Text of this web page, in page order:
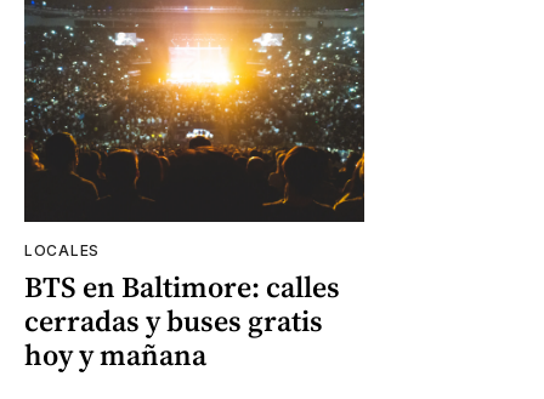
LOCALES
BTS en Baltimore: calles
cerradas y buses gratis
hoy y mañana